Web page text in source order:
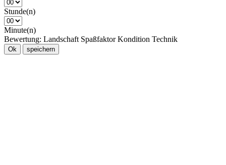
Stunde(n)
Minute(n)
Bewertung: Landschaft Spaßfaktor Kondition Technik
Ok speichern